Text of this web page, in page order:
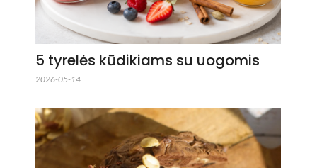
5 tyrelės kūdikiams su uogomis
2026-05-14